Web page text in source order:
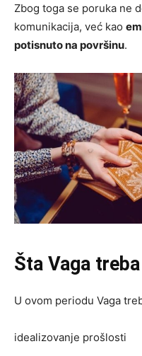
Zbog toga se poruka ne
komunikacija, već kao
potisnuto na površinu.
Šta Vaga
U ovom periodu Vaga
idealizovanje prošlosti